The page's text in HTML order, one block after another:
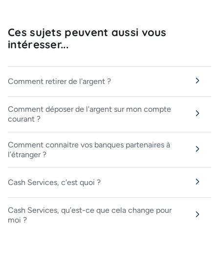
Ces sujets peuvent aussi vous
intéresser...
Comment retirer de l'argent ?
Comment déposer de l'argent sur mon compte
courant ?
Comment connaitre vos banques partenaires à
l’étranger ?
Cash Services, c'est quoi ?
Cash Services, qu’est-ce que cela change pour
moi ?